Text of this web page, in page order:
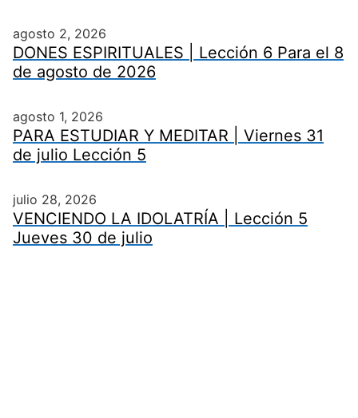
agosto 2, 2026
DONES ESPIRITUALES | Lección 6 Para el 8
de agosto de 2026
agosto 1, 2026
PARA ESTUDIAR Y MEDITAR | Viernes 31
de julio Lección 5
julio 28, 2026
VENCIENDO LA IDOLATRÍA | Lección 5
Jueves 30 de julio